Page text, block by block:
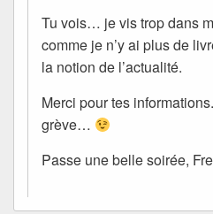
Tu vois… je vis trop dans
comme je n’y ai plus de
la notion de l’actualité.
Merci pour tes
grève…
Passe une belle soirée,